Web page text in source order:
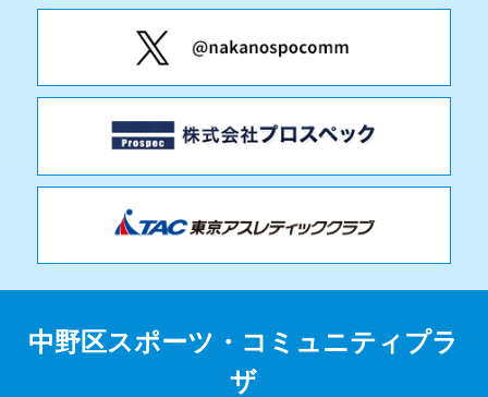
中野区スポーツ・コミュニティプラ
ザ